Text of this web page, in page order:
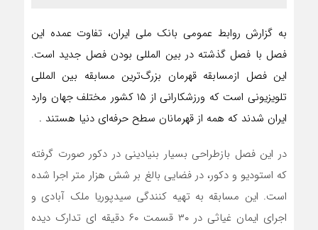
به گزارش روابط عمومی بانک ملی ایران، تفاوت عمده این
فصل با فصل گذشته در بین المللی بودن فصل جدید است.
این فصل ازمسابقه قهرمان بزرگ‌ترین مسابقه بین المللی
تلویزیونی است که ورزشکارانی از ۱۵ کشور مختلف جهان وارد
ایران شدند که همه از قهرمانان سطح حرفه‌ای دنیا هستند .
در این فصل بازطراحی بسیار بنیادینی در دکور صورت گرفته
که استودیو و دکور، در فضایی بالغ بر شش هزار متر اجرا شده
است. این مسابقه به تهیه کنندگی سیدپوریا ملک آبادی و
اجرای ایمان غیاثی در ۳۰ قسمت ۶۰ دقیقه ای تدارک دیده